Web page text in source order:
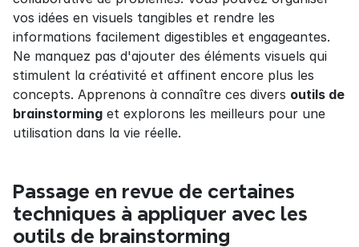
vos idées en visuels tangibles et rendre les
informations facilement digestibles et engageantes.
Ne manquez pas d'ajouter des éléments visuels qui
stimulent la créativité et affinent encore plus les
concepts. Apprenons à connaître ces divers outils de
brainstorming et explorons les meilleurs pour une
utilisation dans la vie réelle.
Passage en revue de certaines
techniques à appliquer avec les
outils de brainstorming